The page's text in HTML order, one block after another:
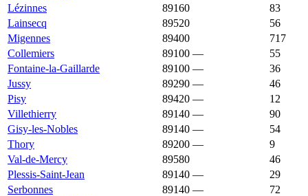
Lézinnes
89160
83
Lainsecq
89520
56
Migennes
89400
717
Collemiers
89100 —
55
Fontaine-la-Gaillarde
89100 —
36
Jussy
89290 —
46
Pisy
89420 —
12
Villethierry
89140 —
90
Gisy-les-Nobles
89140 —
54
Thory
89200 —
9
Val-de-Mercy
89580
46
Plessis-Saint-Jean
89140 —
29
Serbonnes
89140 —
72